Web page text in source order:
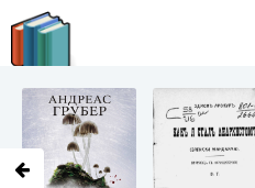
LITMIR.ORG